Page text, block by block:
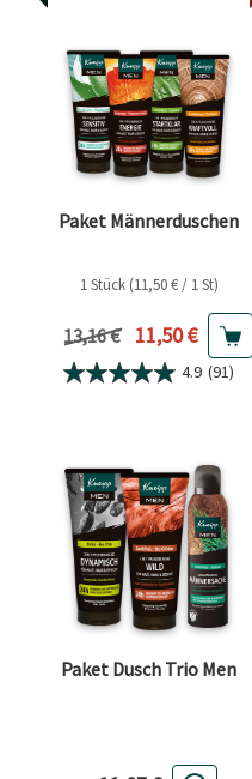
Paket Männerduschen
1 Stück (11,50 € / 1 St)
Vorheriger Preis
13,16 € Aktueller Preis
11,50 €
4.9 (91)
Paket Dusch Trio Men